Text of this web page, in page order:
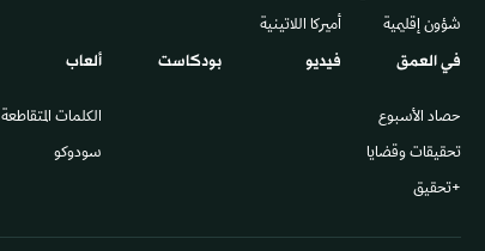
شؤون إقليمية أميركا اللاتينية
في العمق
حصاد الأسبوع
تحقيقات وقضايا
+تحقيق
فيديو بودكاست ألعاب
الكلمات المتقاطعة
سودوكو